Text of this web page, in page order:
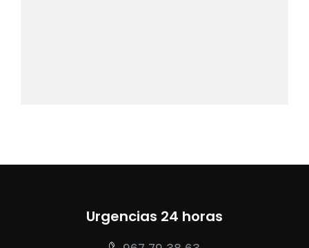
Urgencias 24 horas